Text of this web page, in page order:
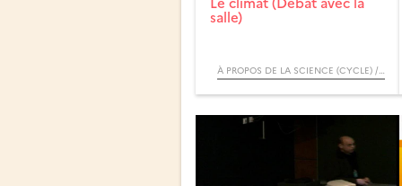
salle)
À PROPOS DE LA SCIENCE (CYCLE) / RENDEZ-VOUS D’ARCHIMÈDE